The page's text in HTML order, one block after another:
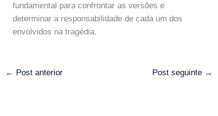
fundamental para confrontar as versões e
determinar a responsabilidade de cada um dos
envolvidos na tragédia.
← Post anterior Post seguinte →